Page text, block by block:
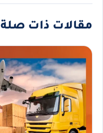
مقالات ذات صلة